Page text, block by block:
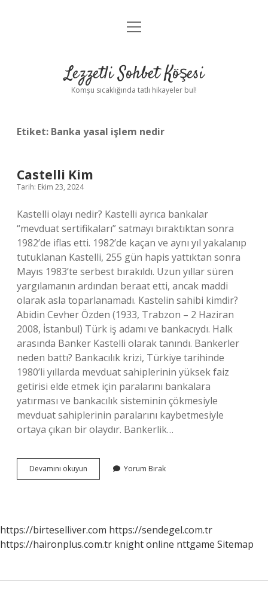
Anasayfa
Yasal Uyarı
menüyü
Lezzetli Sohbet Köşesi
Komşu sıcaklığında tatlı hikayeler bul!
Etiket: Banka yasal işlem nedir
Castelli Kim
Tarih: Ekim 23, 2024
Kastelli olayı nedir? Kastelli ayrıca bankalar
“mevduat sertifikaları” satmayı bıraktıktan sonra
1982’de iflas etti. 1982’de kaçan ve aynı yıl yakalanıp
tutuklanan Kastelli, 255 gün hapis yattıktan sonra
Mayıs 1983’te serbest bırakıldı. Uzun yıllar süren
yargılamanın ardından beraat etti, ancak maddi
olarak asla toparlanamadı. Kastelin sahibi kimdir?
Abidin Cevher Özden (1933, Trabzon – 2 Haziran
2008, İstanbul) Türk iş adamı ve bankacıydı. Halk
arasında Banker Kastelli olarak tanındı. Bankerler
neden battı? Bankacılık krizi, Türkiye tarihinde
1980’li yıllarda mevduat sahiplerinin yüksek faiz
getirisi elde etmek için paralarını bankalara
yatırması ve bankacılık sisteminin çökmesiyle
mevduat sahiplerinin paralarını kaybetmesiyle
ortaya çıkan bir olaydır. Bankerlik…
Devamını okuyun
Kim
Yorum Bırak
https://birteselliver.com https://sendegel.com.tr
https://haironplus.com.tr knight online nttgame Sitemap